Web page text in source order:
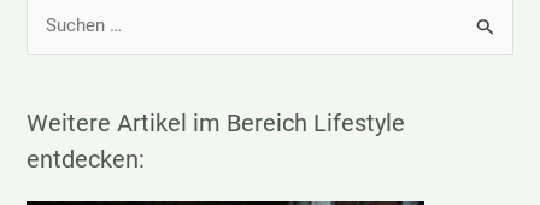
h
e
Weitere Artikel im Bereich Lifestyle
entdecken: